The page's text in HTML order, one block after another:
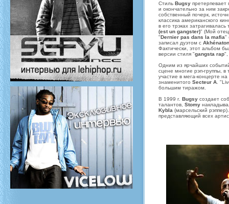
Стиль Bugsy
и окончательно за ним
собственный почерк,
классика американского
в его трэках
(est un gangster)" (Мой отец
"Dernier pas dans la mafia"
записал дуэтом с Akhénaton
Фактически, этот альбом
версии стиля "gangsta rap",
Одним из ярчайших
сцене многие рэп-группы,
участие в мега-концерте
знаменитого Secteur A .
большим тиражом.
В 1999 г. Bugsy создает
талантов, Stomy
Kybla (марсельский
представляющий всех